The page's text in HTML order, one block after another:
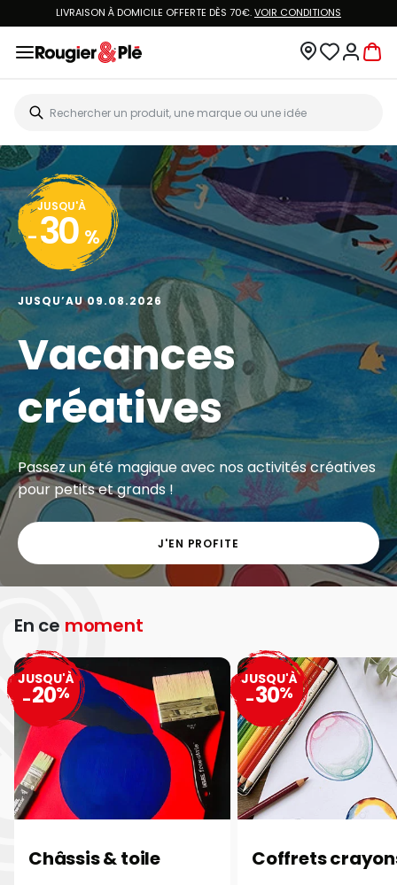
LIVRAISON À DOMICILE OFFERTE DÈS 70€.VOIR CONDITIONS
JUSQU'À
- 30 %
JUSQU’AU 09.08.2026
Vacances
créatives
Passez un été magique avec nos activités créatives
pour petits et grands !
J'EN PROFITE
En ce moment
Châssis & toile
JUSQU'À
-20%
Coffrets
JUSQU'À
-30%